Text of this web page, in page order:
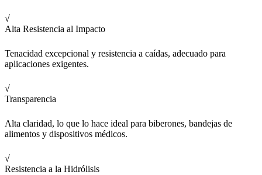
√
Alta Resistencia al Impacto
Tenacidad excepcional y resistencia a caídas, adecuado para
aplicaciones exigentes.
√
Transparencia
Alta claridad, lo que lo hace ideal para biberones, bandejas de
alimentos y dispositivos médicos.
√
Resistencia a la Hidrólisis